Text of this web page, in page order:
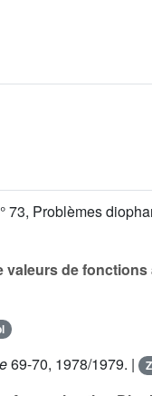
73, Problèmes
valeurs de
69-70, 1978/1979. |